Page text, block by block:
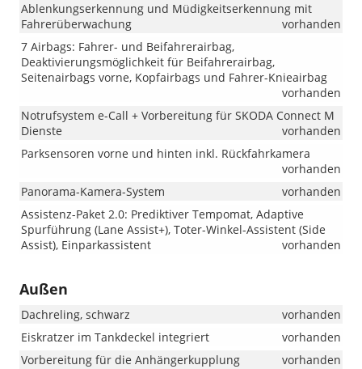
Ablenkungserkennung und Müdigkeitserkennung mit
Fahrerüberwachung
vorhanden
7 Airbags: Fahrer- und Beifahrerairbag,
Deaktivierungsmöglichkeit für Beifahrerairbag,
Seitenairbags vorne, Kopfairbags und Fahrer-Knieairbag
vorhanden
Notrufsystem e-Call + Vorbereitung für SKODA Connect M
Dienste
vorhanden
Parksensoren vorne und hinten inkl. Rückfahrkamera
vorhanden
Panorama-Kamera-System
vorhanden
Assistenz-Paket 2.0: Prediktiver Tempomat, Adaptive
Spurführung (Lane Assist+), Toter-Winkel-Assistent (Side
Assist), Einparkassistent
vorhanden
Außen
Dachreling, schwarz
vorhanden
Eiskratzer im Tankdeckel integriert
vorhanden
Vorbereitung für die Anhängerkupplung
vorhanden